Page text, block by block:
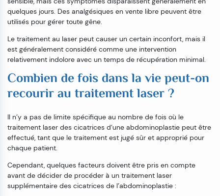
quelques jours. Des analgésiques en vente libre peuvent être
utilisés pour gérer toute gêne.
Le traitement au laser peut causer un certain inconfort, mais il
est généralement considéré comme une intervention
relativement indolore avec un temps de récupération minimal.
Combien de fois dans la vie peut-on
recourir au traitement laser ?
Il n’y a pas de limite spécifique au nombre de fois où le
traitement laser des cicatrices d’une abdominoplastie peut être
effectué, tant que le traitement est jugé sûr et approprié pour
chaque patient.
Cependant, quelques facteurs doivent être pris en compte
avant de décider de procéder à un traitement laser
supplémentaire des cicatrices de l’abdominoplastie :